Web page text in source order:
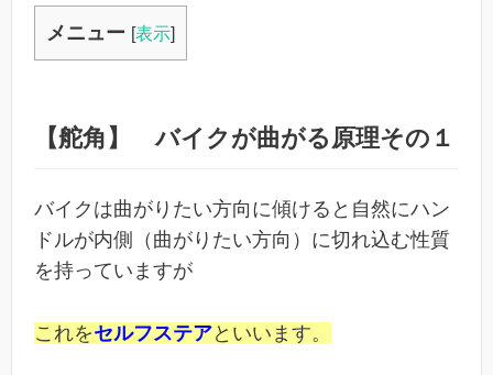
メニュー [表示]
【舵角】 バイクが曲がる原理その１
バイクは曲がりたい方向に傾けると自然にハン
ドルが内側（曲がりたい方向）に切れ込む性質
を持っていますが
これをセルフステアといいます。